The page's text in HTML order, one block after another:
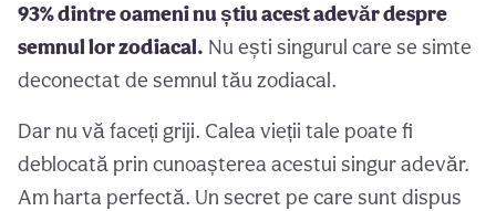
93% dintre oameni nu știu acest adevăr despre
semnul lor zodiacal. Nu ești singurul care se simte
deconectat de semnul tău zodiacal.
Dar nu vă faceți griji. Calea vieții tale poate fi
deblocată prin cunoașterea acestui singur adevăr.
Am harta perfectă. Un secret pe care sunt dispus